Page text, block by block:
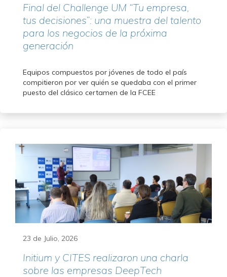
Final del Challenge UM “Tu empresa,
tus decisiones”: una muestra del talento
para los negocios de la próxima
generación
Equipos compuestos por jóvenes de todo el país
compitieron por ver quién se quedaba con el primer
puesto del clásico certamen de la FCEE
23 de Julio, 2026
Initium y CITES realizaron una charla
sobre las empresas DeepTech